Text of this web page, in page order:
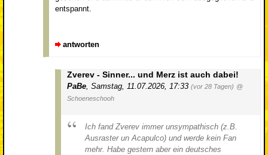
entspannt.
antworten
Zverev - Sinner... und Merz ist auch dabei!
PaBe, Samstag, 11.07.2026, 17:33 (vor 28 Tagen) @
Schoeneschooh
Ich fand Zverev immer unsympathisch (z.B.
Ausraster un Acapulco) und werde kein Fan
mehr. Habe gestern aber ein deutsches